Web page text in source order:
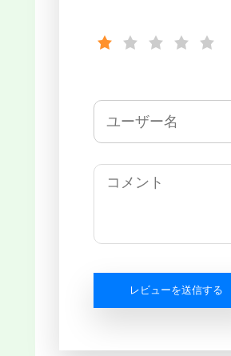
レビューを送信する